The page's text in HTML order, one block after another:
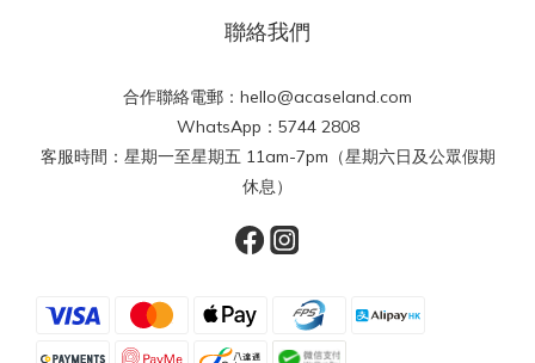
聯絡我們
合作聯絡電郵：hello@acaseland.com
WhatsApp：5744 2808
客服時間：星期一至星期五 11am-7pm（星期六日及公眾假期
休息）